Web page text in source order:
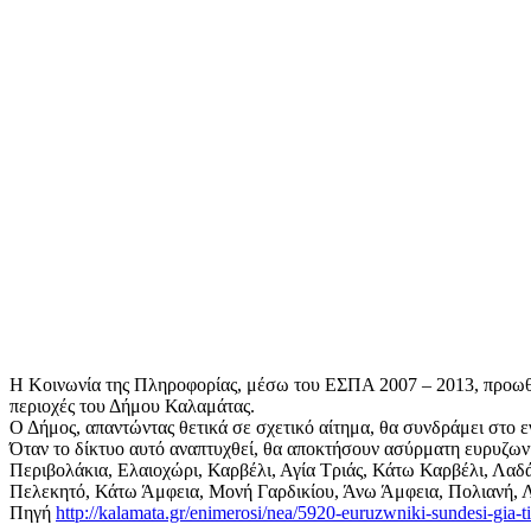
Η Κοινωνία της Πληροφορίας, μέσω του ΕΣΠΑ 2007 – 2013,
περιοχές του Δήμου Καλαμάτας.
Ο Δήμος, απαντώντας θετικά σε σχετικό αίτημα, θα συνδράμει στο
Όταν το δίκτυο αυτό αναπτυχθεί, θα αποκτήσουν ασύρματη
Περιβολάκια, Ελαιοχώρι, Καρβέλι, Αγία Τριάς, Κάτω Καρβέλι,
Πελεκητό, Κάτω Άμφεια, Μονή Γαρδικίου, Άνω Άμφεια, Πολιανή,
Πηγή http://kalamata.gr/enimerosi/nea/5920-euruzwniki-sundesi-gia-